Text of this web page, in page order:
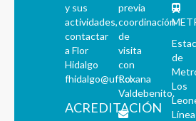
y sus
actividades,
contactar
a Flor
Hidalgo
fhidalgo@uft.cl
ACREDITACIÓN
previa
coordinación
de
visita
con
Roxana
Valdebenito.
de
Los
Línea